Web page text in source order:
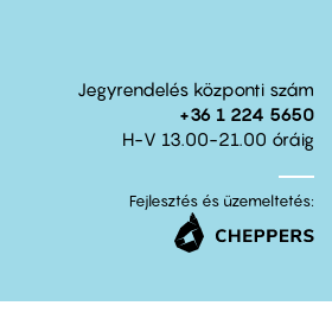
Jegyrendelés központi szám
+36 1 224 5650
H-V 13.00-21.00 óráig
Fejlesztés és üzemeltetés: